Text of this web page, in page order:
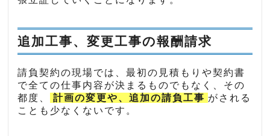
追加工事、変更工事の報酬請求
請負契約の現場では、最初の見積もりや契約書
で全ての仕事内容が決まるものでもなく、その
都度、
計画の変更や、追加の請負工事 がされる
ことも少なくないです。